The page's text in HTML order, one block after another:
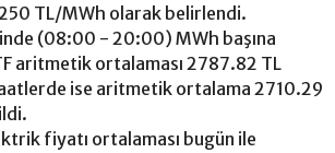
TL/MWh olarak belirlendi.
(08:00 - 20:00) MWh başına
aritmetik ortalaması 2787.82 TL
ise aritmetik ortalama 2710.29
fiyatı ortalaması bugün ile